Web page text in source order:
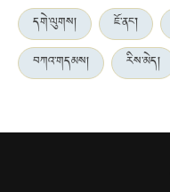
དགེ་ལུགས། ཇོ་ནང་།
བཀའ་གདམས།
རིས་མེད།